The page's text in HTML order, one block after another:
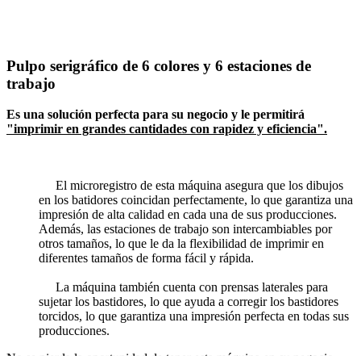
Pulpo serigráfico de 6 colores y 6 estaciones de
trabajo
Es una solución perfecta para su negocio y le permitirá
"imprimir en grandes cantidades con rapidez y eficiencia".
El microregistro de esta máquina asegura que los dibujos
en los batidores coincidan perfectamente, lo que garantiza una
impresión de alta calidad en cada una de sus producciones.
Además, las estaciones de trabajo son intercambiables por
otros tamaños, lo que le da la flexibilidad de imprimir en
diferentes tamaños de forma fácil y rápida.
La máquina también cuenta con prensas laterales para
sujetar los bastidores, lo que ayuda a corregir los bastidores
torcidos, lo que garantiza una impresión perfecta en todas sus
producciones.